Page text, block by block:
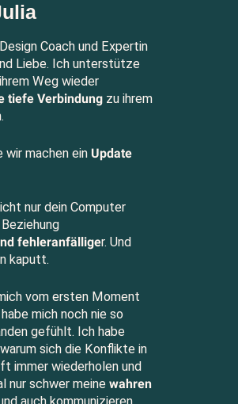
Coach und Expertin
Liebe. Ich unterstütze
Weg wieder
tiefe Verbindung zu ihrem
wir machen ein Update
nur dein Computer
fehleranfälliger. Und
kaputt.
vom ersten Moment
mich noch nie so
gefühlt. Ich habe
sich die Konflikte in
immer wiederholen und
nur schwer meine wahren